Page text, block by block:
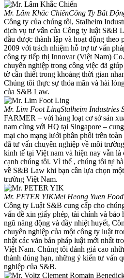
Mr. Lâm Khắc ChiếnCông Ty Bất
Công ty của chúng tôi, Stalheim
dịch vụ tư vấn của Công ty luật S&B
đầu được thành lập và hoạt động theo
2009 với trách nhiệm hỗ trợ tư vấn
công ty tiếp thị Innovar (Việt Nam)
chuyên nghiệp trong công việc đã
tờ cần thiết trong khoảng thời gian
Chúng tôi thực sự thỏa mãn và hài
của S&B Law.
Mr. Lim Foot LingStalheim Industries
FARMER – với hàng loạt cơ sở sản
nam cùng với HQ tại Singapore –
mại cho mạng lưới phân phối trên
đã tư vấn chuyên nghiệp về môi
kinh tế tại Việt nam và hiện nay vẫn là
cạnh chúng tôi. Vì thế , chúng tôi tự
về S&B Law khi bạn cần lựa chọn
trường Việt Nam.
Mr. PETER YIKMei Heong Yuen
Công ty Luật S&B cung cấp cho
vấn đề xin giấy phép, tài chính và bảo
ngũ năng động và đầy nhiệt huyết,
chuyên nghiệp của một công ty luật
nhật các văn bản pháp luật mới nhất
Việt Nam. Chúng tôi đánh giá cao
thành đúng hạn, những ý kiến tư vấn
nghiệp của S&B.